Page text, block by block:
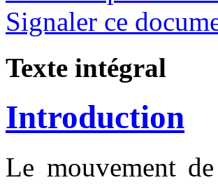
Signaler ce
Texte intégral
Introduction
Le mouvement